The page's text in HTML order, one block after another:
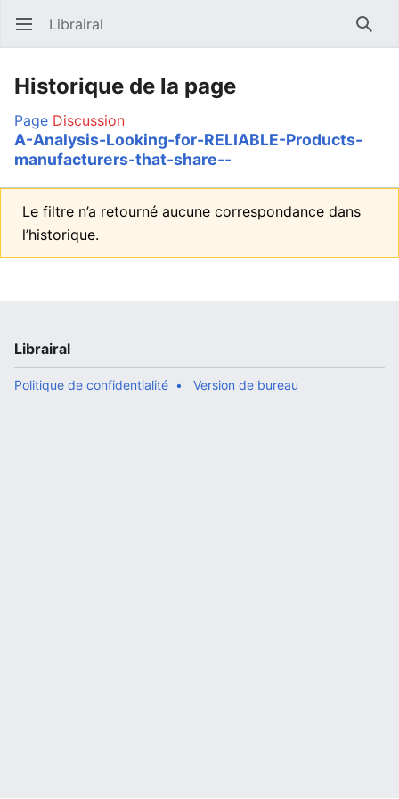
Ouvrir le menu principal Librairal
Historique de la page
Page Discussion
A-Analysis-Looking-for-RELIABLE-Products-
manufacturers-that-share--
Le filtre n’a retourné aucune correspondance dans
l’historique.
Librairal
Politique de confidentialité Version de bureau